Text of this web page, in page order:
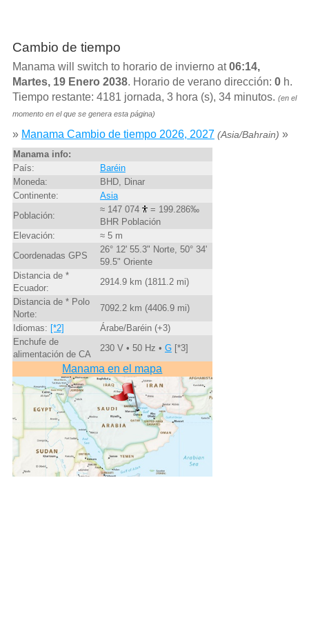
Cambio de tiempo
Manama will switch to horario de invierno at06:14,
Martes, 19 Enero 2038. Horario de verano dirección: 0h.
Tiempo restante: 4181 jornada, 3 hora (s), 34 minutos. (en el
momento en el que se genera esta página)
» Manama Cambio de tiempo 2026, 2027 (Asia/Bahrain) »
Manama info:
País:
Baréin
Moneda:
BHD, Dinar
Continente:
Asia
Población:
≈ 147 074
= 199.286‰
BHR Población
Elevación:
≈ 5 m
Coordenadas GPS
26° 12' 55.3" Norte, 50° 34'
59.5" Oriente
Distancia de *
Ecuador:
2914.9 km (1811.2 mi)
Distancia de * Polo
Norte:
7092.2 km (4406.9 mi)
Idiomas: [*2]
Árabe/Baréin (+3)
Enchufe de
alimentación de CA
230 V • 50 Hz • G[*3]
Manama en el mapa